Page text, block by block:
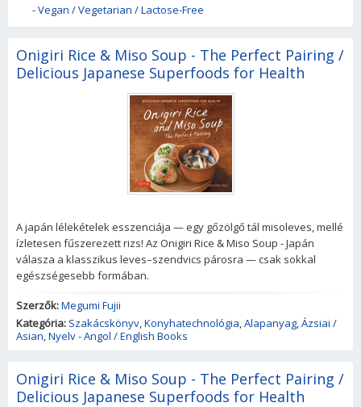
-Vegan / Vegetarian / Lactose-Free
Onigiri Rice & Miso Soup - The Perfect Pairing /
Delicious Japanese Superfoods for Health
A japán lélekételek esszenciája — egy gőzölgő tál misoleves, mellé
ízletesen fűszerezett rizs! Az Onigiri Rice & Miso Soup - Japán
válasza a klasszikus leves–szendvics párosra — csak sokkal
egészségesebb formában.
Szerzők:Megumi Fujii
Kategória: Szakácskönyv,Konyhatechnológia,Alapanyag,Ázsiai /
Asian,Nyelv - Angol / English Books
Onigiri Rice & Miso Soup - The Perfect Pairing /
Delicious Japanese Superfoods for Health